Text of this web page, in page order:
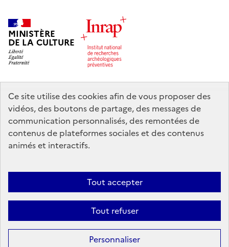
Ce site utilise des cookies afin de vous proposer des
vidéos, des boutons de partage, des messages de
communication personnalisés, des remontées de
contenus de plateformes sociales et des contenus
animés et interactifs.
Tout accepter
Tout refuser
Personnaliser
MINISTÈRE
DE LA CULTURE
legifrance.gouv.fr
info.gouv.fr
service-public.gouv.fr
data.gouv.fr
Nous contacter Mentions légales
Accessibilité : partiellement
Politique d’utilisation des témoins de connexion (cookies)
Politique générale de protection des données
Sauf mention contraire, tous les contenus de ce site sont sous